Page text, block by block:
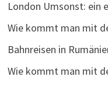
London Umsonst: ein
Wie kommt man mit
Bahnreisen in
Wie kommt man mit